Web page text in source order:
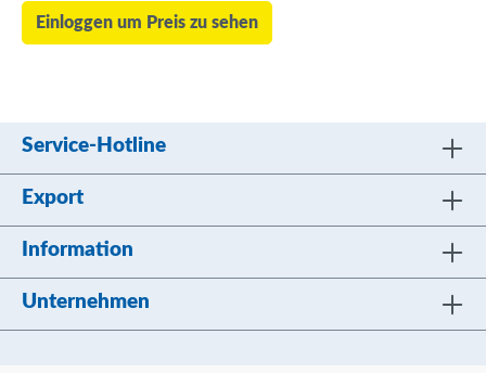
Einloggen um Preis zu sehen
Service-Hotline
Export
Information
Unternehmen